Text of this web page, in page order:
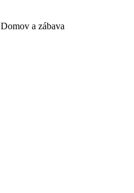
Domov a zábava